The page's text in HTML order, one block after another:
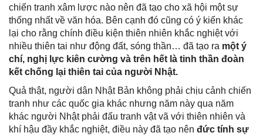
chiến tranh xâm lược nào nên đã tạo cho xã hội một sự
thống nhất về văn hóa. Bên cạnh đó cũng có ý kiến khác
lại cho rằng chính điều kiện thiên nhiên khắc nghiệt với
nhiều thiên tai như động đất, sóng thần… đã tạo ra một ý
chí, nghị lực kiên cường và trên hết là tinh thần đoàn
kết chống lại thiên tai của người Nhật.
Quả thật, người dân Nhật Bản không phải chịu cảnh chiến
tranh như các quốc gia khác nhưng năm này qua năm
khác người Nhật phải đấu tranh vật vã với thiên nhiên và
khí hậu đầy khắc nghiệt, điều này đã tạo nên đức tính sự